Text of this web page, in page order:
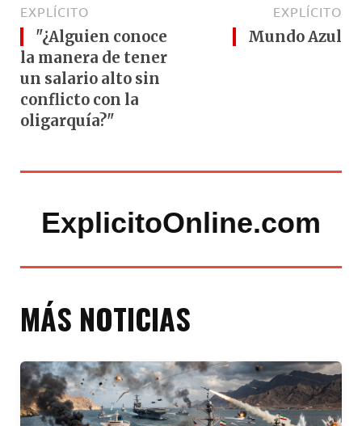
EXPLÍCITO
"¿Alguien conoce
la manera de tener
un salario alto sin
conflicto con la
oligarquía?"
EXPLÍCITO
Mundo Azul
ExplicitoOnline.com
MÁS NOTICIAS